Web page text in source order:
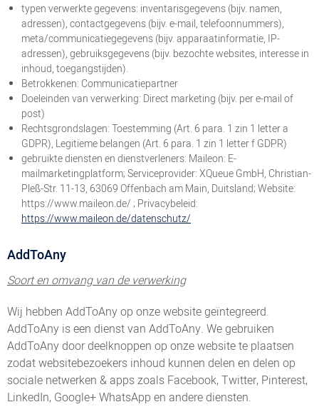
typen verwerkte gegevens: inventarisgegevens (bijv. namen,
adressen), contactgegevens (bijv. e-mail, telefoonnummers),
meta/communicatiegegevens (bijv. apparaatinformatie, IP-
adressen), gebruiksgegevens (bijv. bezochte websites, interesse in
inhoud, toegangstijden).
Betrokkenen: Communicatiepartner
Doeleinden van verwerking: Direct marketing (bijv. per e-mail of
post)
Rechtsgrondslagen: Toestemming (Art. 6 para. 1 zin 1 letter a
GDPR), Legitieme belangen (Art. 6 para. 1 zin 1 letter f GDPR)
gebruikte diensten en dienstverleners: Maileon: E-
mailmarketingplatform; Serviceprovider: XQueue GmbH, Christian-
Pleß-Str. 11-13, 63069 Offenbach am Main, Duitsland; Website:
https://www.maileon.de/ ; Privacybeleid:
https://www.maileon.de/datenschutz/
AddToAny
Soort en omvang van de verwerking
Wij hebben AddToAny op onze website geïntegreerd.
AddToAny is een dienst van AddToAny. We gebruiken
AddToAny door deelknoppen op onze website te plaatsen
zodat websitebezoekers inhoud kunnen delen en delen op
sociale netwerken & apps zoals Facebook, Twitter, Pinterest,
LinkedIn, Google+ WhatsApp en andere diensten.